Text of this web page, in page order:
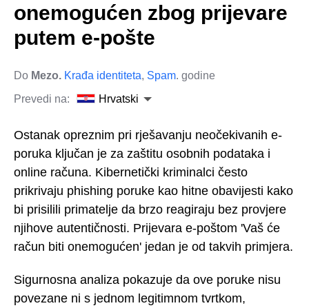
onemogućen zbog prijevare
putem e-pošte
Do Mezo. Krađa identiteta, Spam. godine
Prevedi na:
Hrvatski
Ostanak opreznim pri rješavanju neočekivanih e-
poruka ključan je za zaštitu osobnih podataka i
online računa. Kibernetički kriminalci često
prikrivaju phishing poruke kao hitne obavijesti kako
bi prisilili primatelje da brzo reagiraju bez provjere
njihove autentičnosti. Prijevara e-poštom 'Vaš će
račun biti onemogućen' jedan je od takvih primjera.
Sigurnosna analiza pokazuje da ove poruke nisu
povezane ni s jednom legitimnom tvrtkom,